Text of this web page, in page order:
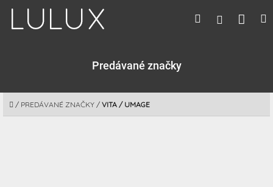
obsah
Hľadať
Predávané značky
DOMOV
/ PREDÁVANÉ ZNAČKY / VITA / UMAGE